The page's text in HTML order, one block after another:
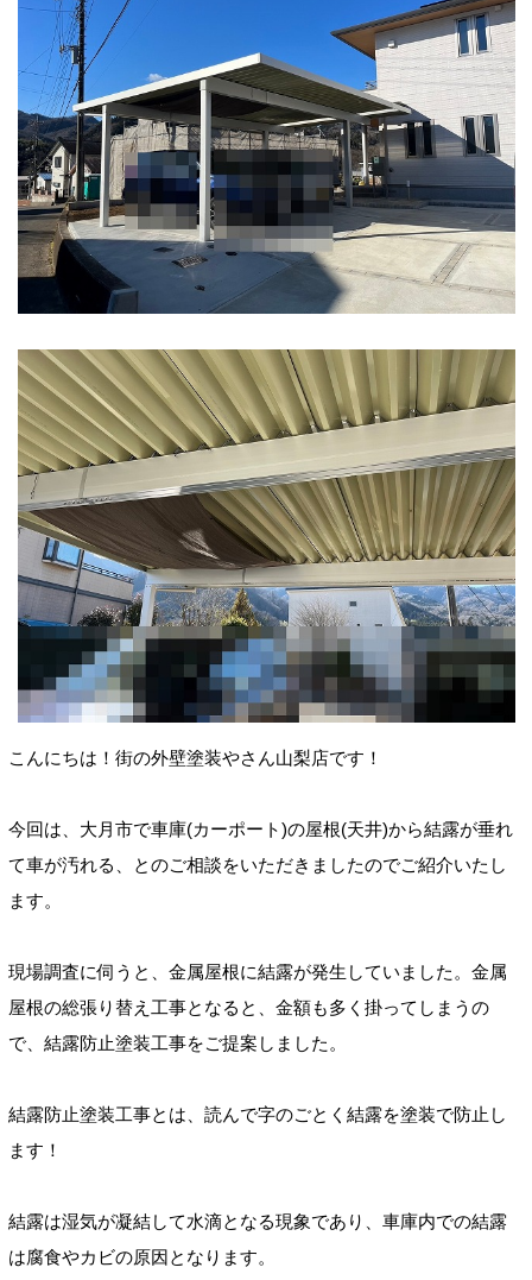
こんにちは！街の外壁塗装やさん山梨店です！
今回は、大月市で車庫(カーポート)の屋根(天井)から結露が垂れ
て車が汚れる、とのご相談をいただきましたのでご紹介いたし
ます。
現場調査に伺うと、金属屋根に結露が発生していました。金属
屋根の総張り替え工事となると、金額も多く掛ってしまうの
で、結露防止塗装工事をご提案しました。
結露防止塗装工事とは、読んで字のごとく結露を塗装で防止し
ます！
結露は湿気が凝結して水滴となる現象であり、車庫内での結露
は腐食やカビの原因となります。